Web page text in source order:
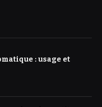
: usage et